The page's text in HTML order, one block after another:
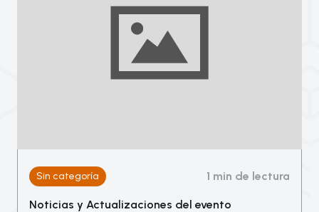
Sin categoría 1 min de lectura
Noticias y Actualizaciones del evento